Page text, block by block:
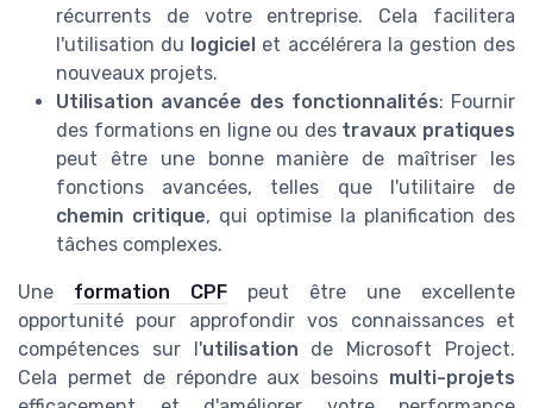
récurrents de votre entreprise. Cela facilitera
l'utilisation du logiciel et accélérera la gestion des
nouveaux projets.
Utilisation avancée des fonctionnalités: Fournir
des formations en ligne ou des travaux pratiques
peut être une bonne manière de maîtriser les
fonctions avancées, telles que l'utilitaire de
chemin critique, qui optimise la planification des
tâches complexes.
Une formation CPF peut être une excellente
opportunité pour approfondir vos connaissances et
compétences sur l'utilisation de Microsoft Project.
Cela permet de répondre aux besoins multi-projets